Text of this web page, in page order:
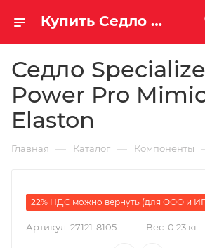
Купить Седло Specialized Power Pro Mimic Elaston за рублей, а со скидкой
Седло
Power Pro
Elaston
Главная — Каталог — Компоненты
22% НДС можно вернуть (для ООО и
Артикул: 27121-8105 Вес: 0.23 кг.